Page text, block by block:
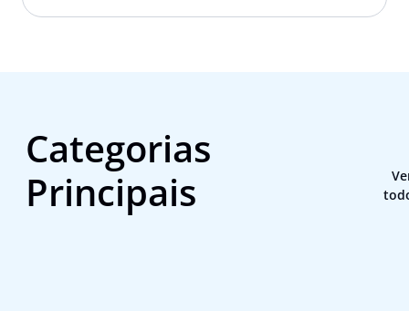
Categorias
Principais